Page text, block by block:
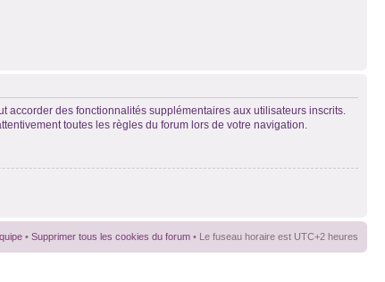
accorder des fonctionnalités supplémentaires aux utilisateurs inscrits.
toutes les règles du forum lors de votre navigation.
• Supprimer tous les cookies du forum • Le fuseau horaire est UTC+2 heures